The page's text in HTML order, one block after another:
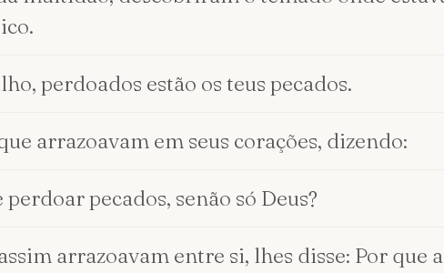
perdoados estão os teus pecados.
arrazoavam em seus corações, dizendo:
pecados, senão só Deus?
arrazoavam entre si, lhes disse: Por que